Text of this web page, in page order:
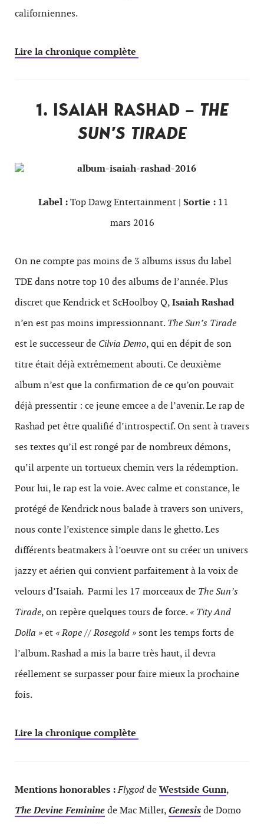
californiennes.
Lire la chronique complète
1. ISAIAH RASHAD – THE
SUN’S TIRADE
Label :Top Dawg Entertainment | Sortie :11
mars 2016
On ne compte pas moins de 3 albums issus du label
TDE dans notre top 10 des albums de l’année. Plus
discret que Kendrick et ScHoolboy Q,Isaiah Rashad
n’en est pas moins impressionnant.The Sun’s Tirade
est le successeur de Cilvia Demo, qui en dépit de son
titre était déjà extrêmement abouti. Ce deuxième
album n’est que la confirmation de ce qu’on pouvait
déjà pressentir : ce jeune emcee a de l’avenir. Le rap de
Rashad pet être qualifié d’introspectif. On sent à travers
ses textes qu’il est rongé par de nombreux démons,
qu’il arpente un tortueux chemin vers la rédemption.
Pour lui, le rap est la voie. Avec calme et constance, le
protégé de Kendrick nous balade à travers son univers,
nous conte l’existence simple dans le ghetto. Les
différents beatmakers à l’oeuvre ont su créer un univers
jazzy et aérien qui convient parfaitement à la voix de
velours d’Isaiah. Parmi les 17 morceaux de The Sun’s
Tirade, on repère quelques tours de force.« Tity And
Dolla »et « Rope // Rosegold » sont les temps forts de
l’album. Rashad a mis la barre très haut, il devra
réellement se surpasser pour faire mieux la prochaine
fois.
Lire la chronique complète
Mentions honorables :FlygoddeWestside Gunn,
The Devine Femininede Mac Miller, Genesisde Domo